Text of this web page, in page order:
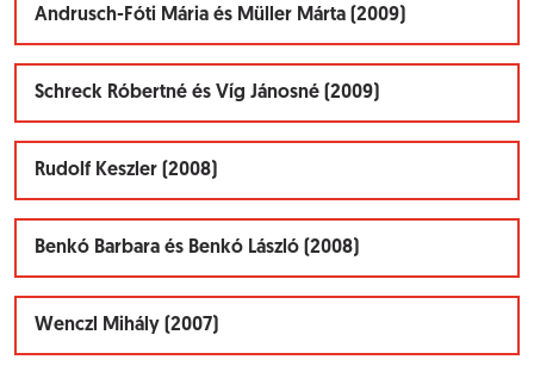
Andrusch-Fóti Mária és Müller Márta (2009)
Schreck Róbertné és Víg Jánosné (2009)
Rudolf Keszler (2008)
Benkó Barbara és Benkó László (2008)
Wenczl Mihály (2007)